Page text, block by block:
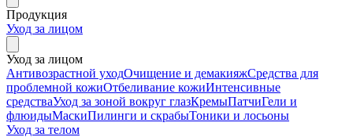
Продукция
Уход за лицом
Уход за лицом
Антивозрастной уходОчищение и демакияжСредства для
проблемной кожиОтбеливание кожиИнтенсивные
средстваУход за зоной вокруг глазКремыПатчиГели и
флюидыМаскиПилинги и скрабыТоники и лосьоны
Уход за телом